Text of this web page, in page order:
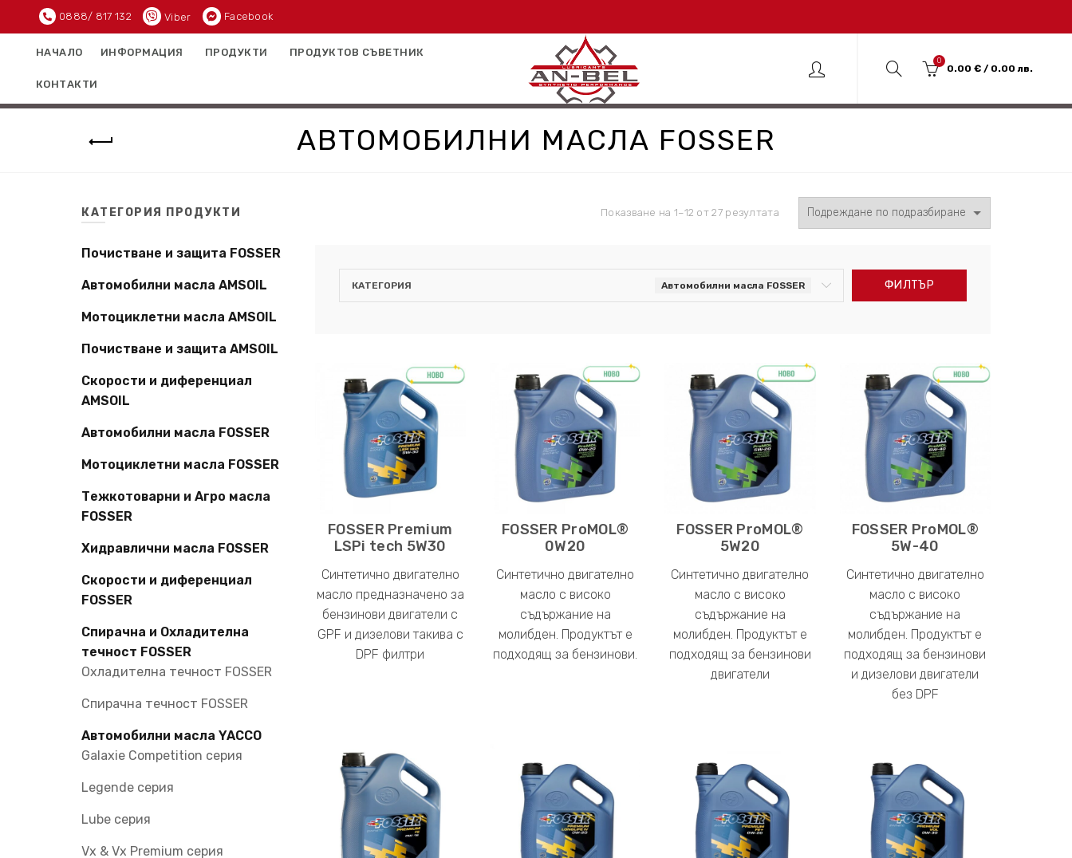
0888/ 817 132 Viber Facebook
НАЧАЛО ИНФОРМАЦИЯ ПРОДУКТИ ПРОДУКТОВ СЪВЕТНИК
КОНТАКТИ
0
0.00 €/ 0.00 лв.
АВТОМОБИЛНИ МАСЛА FOSSER
Показване на 1–12 от 27 резултата
КАТЕГОРИЯ Автомобилни масла FOSSER ФИЛТЪР
FOSSER Premium
LSPi tech 5W30
Синтетично двигателно
масло предназначено за
бензинови двигатели с
GPF и дизелови такива с
DPF филтри
FOSSER ProMOL®
0W20
Синтетично двигателно
масло с високо
съдържание на
молибден. Продуктът е
подходящ за бензинови.
FOSSER ProMOL®
5W20
Синтетично двигателно
масло с високо
съдържание на
молибден. Продуктът е
подходящ за бензинови
двигатели
FOSSER ProMOL®
5W-40
Синтетично двигателно
масло с високо
съдържание на
молибден. Продуктът е
подходящ за бензинови
и дизелови двигатели
без DPF
КАТЕГОРИЯ ПРОДУКТИ
Почистване и защита FOSSER
Автомобилни масла AMSOIL
Мотоциклетни масла AMSOIL
Почистване и защита AMSOIL
Скорости и диференциал
AMSOIL
Автомобилни масла FOSSER
Мотоциклетни масла FOSSER
Тежкотоварни и Агро масла
FOSSER
Хидравлични масла FOSSER
Скорости и диференциал
FOSSER
Спирачна и Охладителна
течност FOSSER
Охладителна течност FOSSER
Спирачна течност FOSSER
Автомобилни масла YACCO
Galaxie Competition серия
Legende серия
Lube серия
Vx & Vx Premium серия